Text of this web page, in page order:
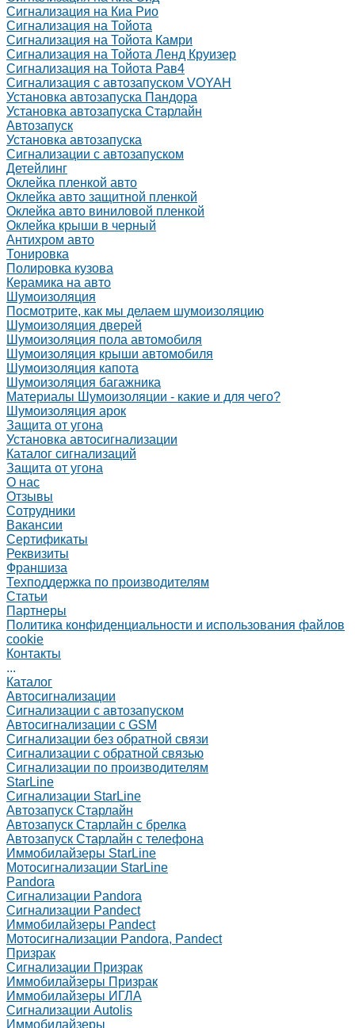
Сигнализация на Киа Рио
Сигнализация на Тойота
Сигнализация на Тойота Камри
Сигнализация на Тойота Ленд Круизер
Сигнализация на Тойота Рав4
Сигнализация с автозапуском VOYAH
Установка автозапуска Пандора
Установка автозапуска Старлайн
Автозапуск
Установка автозапуска
Сигнализации с автозапуском
Детейлинг
Оклейка пленкой авто
Оклейка авто защитной пленкой
Оклейка авто виниловой пленкой
Оклейка крыши в черный
Антихром авто
Тонировка
Полировка кузова
Керамика на авто
Шумоизоляция
Посмотрите, как мы делаем шумоизоляцию
Шумоизоляция дверей
Шумоизоляция пола автомобиля
Шумоизоляция крыши автомобиля
Шумоизоляция капота
Шумоизоляция багажника
Материалы Шумоизоляции - какие и для чего?
Шумоизоляция арок
Защита от угона
Установка автосигнализации
Каталог сигнализаций
Защита от угона
О нас
Отзывы
Сотрудники
Вакансии
Сертификаты
Реквизиты
Франшиза
Техподдержка по производителям
Статьи
Партнеры
Политика конфиденциальности и использования файлов
cookie
Контакты
...
Каталог
Автосигнализации
Сигнализации с автозапуском
Автосигнализации с GSM
Сигнализации без обратной связи
Сигнализации с обратной связью
Сигнализации по производителям
StarLine
Сигнализации StarLine
Автозапуск Старлайн
Автозапуск Старлайн с брелка
Автозапуск Старлайн с телефона
Иммобилайзеры StarLine
Мотосигнализации StarLine
Pandora
Сигнализации Pandora
Сигнализации Pandect
Иммобилайзеры Pandect
Мотосигнализации Pandora, Pandect
Призрак
Сигнализации Призрак
Иммобилайзеры Призрак
Иммобилайзеры ИГЛА
Сигнализации Autolis
Иммобилайзеры